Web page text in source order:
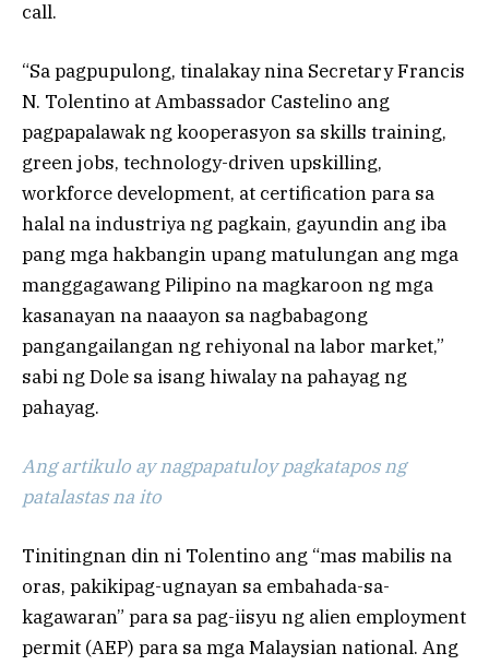
call.
“Sa pagpupulong, tinalakay nina Secretary Francis
N. Tolentino at Ambassador Castelino ang
pagpapalawak ng kooperasyon sa skills training,
green jobs, technology-driven upskilling,
workforce development, at certification para sa
halal na industriya ng pagkain, gayundin ang iba
pang mga hakbangin upang matulungan ang mga
manggagawang Pilipino na magkaroon ng mga
kasanayan na naaayon sa nagbabagong
pangangailangan ng rehiyonal na labor market,”
sabi ng Dole sa isang hiwalay na pahayag ng
pahayag.
Ang artikulo ay nagpapatuloy pagkatapos ng
patalastas na ito
Tinitingnan din ni Tolentino ang “mas mabilis na
oras, pakikipag-ugnayan sa embahada-sa-
kagawaran” para sa pag-iisyu ng alien employment
permit (AEP) para sa mga Malaysian national. Ang